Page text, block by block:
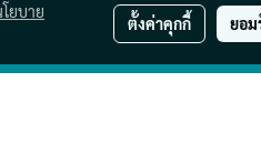
ยบาย
ตั้งค่าคุกกี้ ยอ